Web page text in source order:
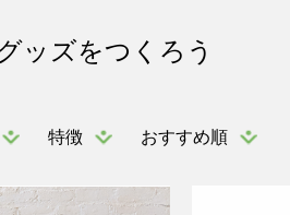
ッズをつくろう
特徴 おすすめ順